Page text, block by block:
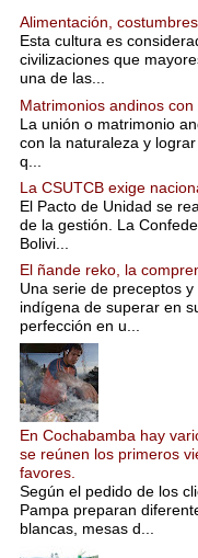
Alimentación,
Esta cultura es
civilizaciones que
una de las...
Matrimonios andinos
La unión o matrimonio
con la naturaleza y
q...
La CSUTCB exige
El Pacto de Unidad se
de la gestión. La
Bolivi...
El ñande reko, la
Una serie de preceptos
indígena de superar en
perfección en u...
En Cochabamba hay
se reúnen los primeros
favores.
Según el pedido de los
Pampa preparan
blancas, mesas d...